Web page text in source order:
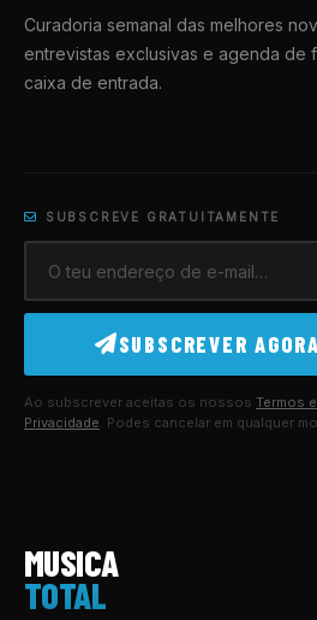
Curadoria semanal das melhores
entrevistas exclusivas e agenda de
caixa de entrada.
SUBSCREVE GRATUITAMENTE
SUBSCREVER
Ao subscrever aceitas os nossos Termos
Privacidade. Podes cancelar em qualquer
MUSICA
TOTAL